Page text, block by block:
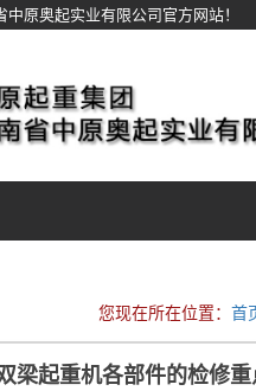
原奥起实业有限公司官方网站！
您现在所在位置： 首
梁起重机各部件的检修重